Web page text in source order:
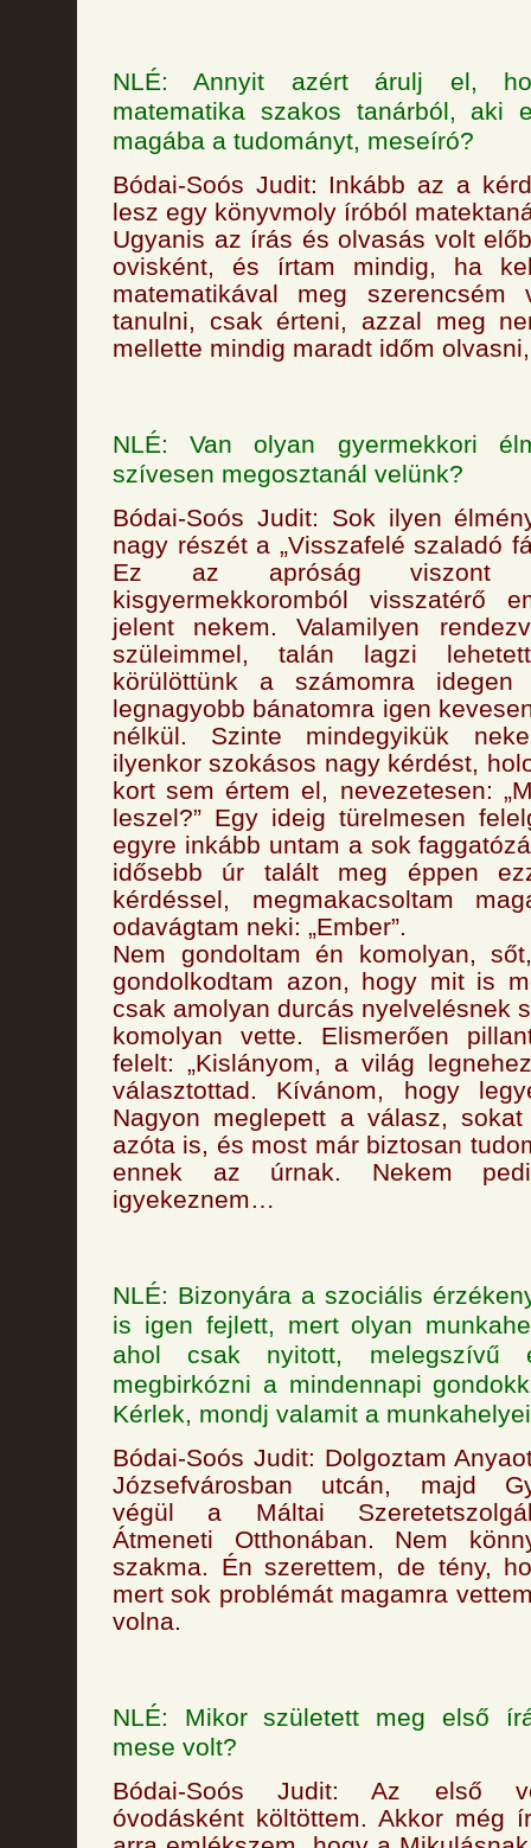
NLÉ: Annyit azért árulj el,
matematika szakos tanárból, aki
magába a tudományt, meseíró?
Bódai-Soós Judit: Inkább az a
lesz egy könyvmoly íróból
Ugyanis az írás és olvasás volt
ovisként, és írtam mindig, ha
matematikával meg
tanulni, csak érteni, azzal meg
mellette mindig maradt időm
NLÉ: Van olyan gyermekkori
szívesen megosztanál velünk?
Bódai-Soós Judit: Sok ilyen
nagy részét a „Visszafelé szaladó
Ez az apróság viszont
kisgyermekkoromból visszatérő
jelent nekem. Valamilyen
szüleimmel, talán lagzi
körülöttünk a számomra
legnagyobb bánatomra igen
nélkül. Szinte mindegyikük
ilyenkor szokásos nagy kérdést,
kort sem értem el, nevezetesen:
leszel?” Egy ideig türelmesen
egyre inkább untam a sok
idősebb úr talált meg éppen
kérdéssel, megmakacsoltam
odavágtam neki: „Ember”.
Nem gondoltam én komolyan,
gondolkodtam azon, hogy mit is
csak amolyan durcás nyelvelésnek
komolyan vette. Elismerően
felelt: „Kislányom, a világ
választottad. Kívánom, hogy
Nagyon meglepett a válasz,
azóta is, és most már biztosan
ennek az úrnak. Nekem
igyekeznem…
NLÉ: Bizonyára a szociális
is igen fejlett, mert olyan
ahol csak nyitott, melegszívű
megbirkózni a mindennapi
Kérlek, mondj valamit a
Bódai-Soós Judit: Dolgoztam
Józsefvárosban utcán, majd
végül a Máltai
Átmeneti Otthonában. Nem
szakma. Én szerettem, de tény,
mert sok problémát magamra
volna.
NLÉ: Mikor született meg első
mese volt?
Bódai-Soós Judit: Az első
óvodásként költöttem. Akkor még